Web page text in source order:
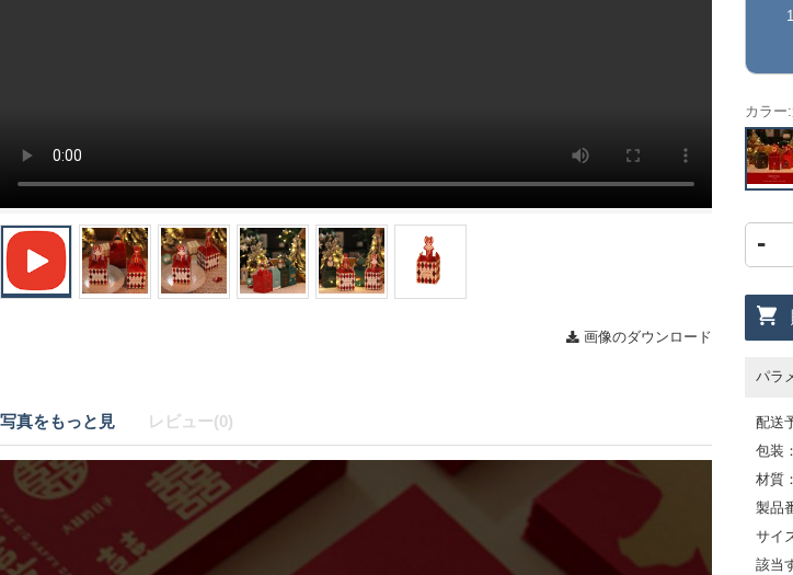
画像のダウンロード
写真をもっと見 レビュー(0)
カラー:
-
パラ
配送
包装
材質
製品
サイ
該当